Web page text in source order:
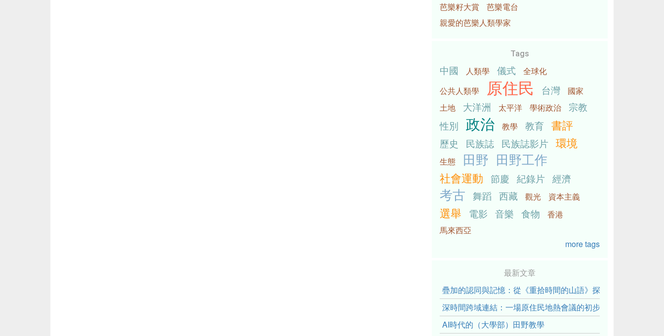
芭樂籽大賞
芭樂電台
親愛的芭樂人類學家
Tags
中國 人類學 儀式
全球化
公共人類學
原住民 台灣
國家
土地
大洋洲 太平洋 學術政治
宗教
性別 政治 教學 教育 書評
歷史 民族誌 民族誌影片 環境
生態 田野 田野工作
社會運動 節慶 紀錄片 經濟
考古 舞蹈 西藏 觀光 資本主義
選舉 電影 音樂 食物
香港
馬來西亞
more tags
最新文章
疊加的認同與記憶：從《重拾時間的山語》探討「我們的」立
深時間跨域連結：一場原住民地熱會議的初步觀察
AI時代的（大學部）田野教學